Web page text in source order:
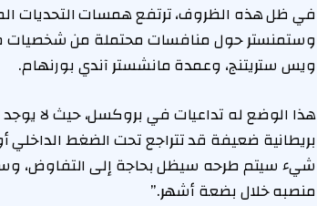
في ظل هذه الظروف، ترتفع همسات التحديات
وستمنستر حول منافسات محتملة من شخصيات مثل
ويس ستريتنج، وعمدة مانشستر آندي بورنهام.
هذا الوضع له تداعيات في بروكسل، حيث لا
بريطانية ضعيفة قد تتراجع تحت الضغط الداخلي
شيء سيتم طرحه سيظل بحاجة إلى التفاوض،
منصبه خلال بضعة أشهر.”